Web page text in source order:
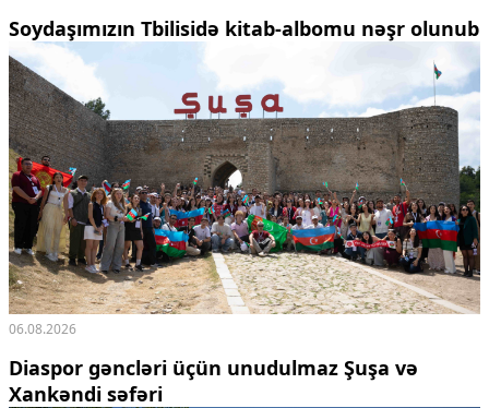
Soydaşımızın Tbilisidə kitab-albomu nəşr olunub
06.08.2026
Diaspor gəncləri üçün unudulmaz Şuşa və
Xankəndi səfəri